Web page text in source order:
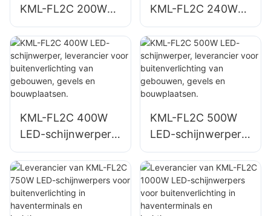
KML-FL2C 200W
LED-schijnwerpers
voor
buitenparkeerterrei
nen en magazijnen.
KML-FL2C 240W
LED-schijnwerpers
voor
buitenparkeerterrei
nen en magazijnen.
KML-FL2C 400W
LED-schijnwerper,
leverancier voor
buitenverlichting
van gebouwen,
gevels en
KML-FL2C 500W
LED-schijnwerper,
leverancier voor
buitenverlichting
van gebouwen,
gevels en